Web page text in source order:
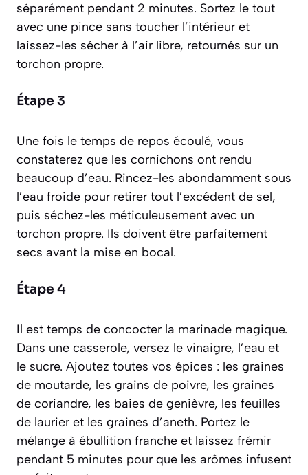
séparément pendant 2 minutes. Sortez le tout
avec une pince sans toucher l’intérieur et
laissez-les sécher à l’air libre, retournés sur un
torchon propre.
Étape 3
Une fois le temps de repos écoulé, vous
constaterez que les cornichons ont rendu
beaucoup d’eau. Rincez-les abondamment sous
l’eau froide pour retirer tout l’excédent de sel,
puis séchez-les méticuleusement avec un
torchon propre. Ils doivent être parfaitement
secs avant la mise en bocal.
Étape 4
Il est temps de concocter la marinade magique.
Dans une casserole, versez le vinaigre, l’eau et
le sucre. Ajoutez toutes vos épices : les graines
de moutarde, les grains de poivre, les graines
de coriandre, les baies de genièvre, les feuilles
de laurier et les graines d’aneth. Portez le
mélange à ébullition franche et laissez frémir
pendant 5 minutes pour que les arômes infusent